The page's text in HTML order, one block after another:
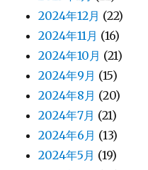
2024年12月 (22)
2024年11月 (16)
2024年10月 (21)
2024年9月 (15)
2024年8月 (20)
2024年7月 (21)
2024年6月 (13)
2024年5月 (19)